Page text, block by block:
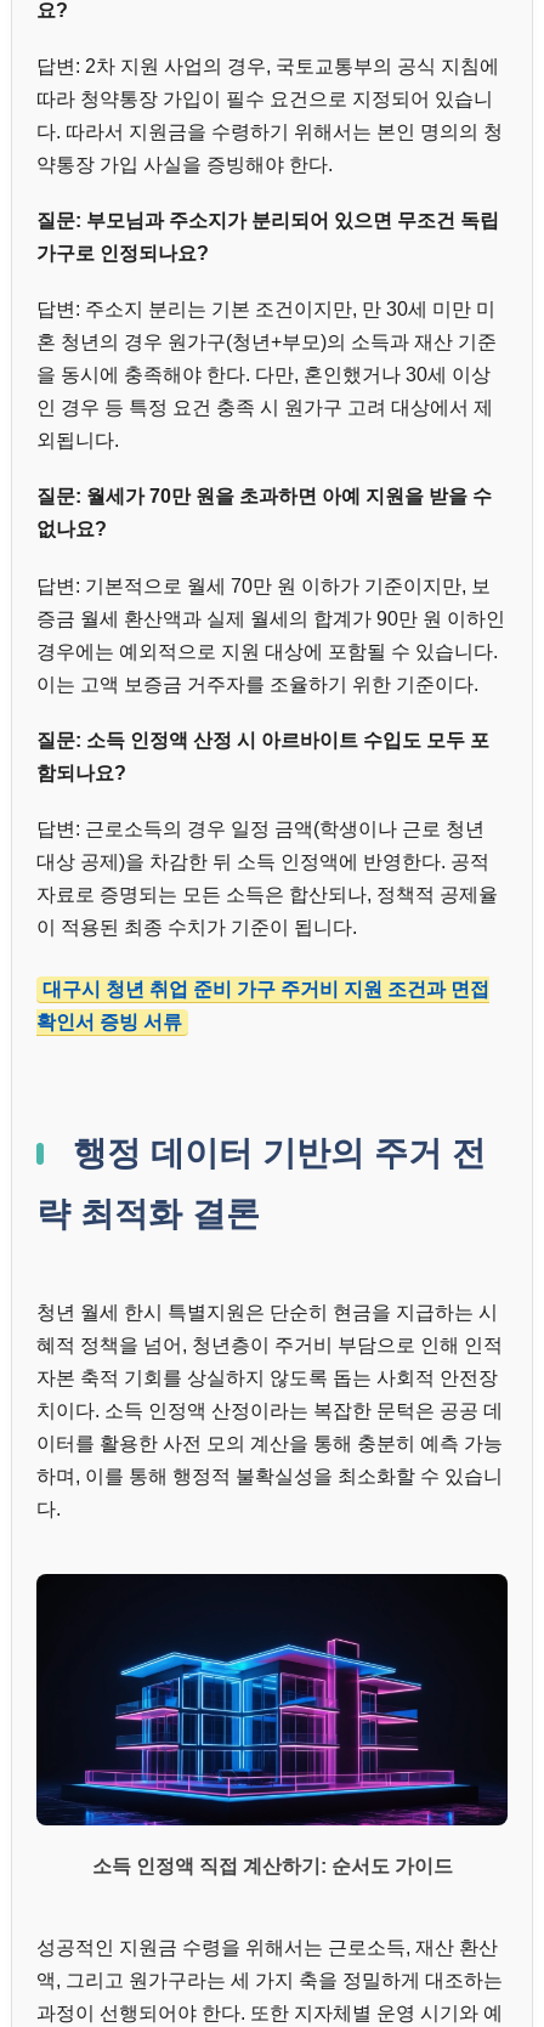
요?
답변: 2차 지원 사업의 경우, 국토교통부의 공식 지침에
따라 청약통장 가입이 필수 요건으로 지정되어 있습니
다. 따라서 지원금을 수령하기 위해서는 본인 명의의 청
약통장 가입 사실을 증빙해야 한다.
질문: 부모님과 주소지가 분리되어 있으면 무조건 독립
가구로 인정되나요?
답변: 주소지 분리는 기본 조건이지만, 만 30세 미만 미
혼 청년의 경우 원가구(청년+부모)의 소득과 재산 기준
을 동시에 충족해야 한다. 다만, 혼인했거나 30세 이상
인 경우 등 특정 요건 충족 시 원가구 고려 대상에서 제
외됩니다.
질문: 월세가 70만 원을 초과하면 아예 지원을 받을 수
없나요?
답변: 기본적으로 월세 70만 원 이하가 기준이지만, 보
증금 월세 환산액과 실제 월세의 합계가 90만 원 이하인
경우에는 예외적으로 지원 대상에 포함될 수 있습니다.
이는 고액 보증금 거주자를 조율하기 위한 기준이다.
질문: 소득 인정액 산정 시 아르바이트 수입도 모두 포
함되나요?
답변: 근로소득의 경우 일정 금액(학생이나 근로 청년
대상 공제)을 차감한 뒤 소득 인정액에 반영한다. 공적
자료로 증명되는 모든 소득은 합산되나, 정책적 공제율
이 적용된 최종 수치가 기준이 됩니다.
대구시 청년 취업 준비 가구 주거비 지원 조건과 면접
확인서 증빙 서류
행정 데이터 기반의 주거 전
략 최적화 결론
청년 월세 한시 특별지원은 단순히 현금을 지급하는 시
혜적 정책을 넘어, 청년층이 주거비 부담으로 인해 인적
자본 축적 기회를 상실하지 않도록 돕는 사회적 안전장
치이다. 소득 인정액 산정이라는 복잡한 문턱은 공공 데
이터를 활용한 사전 모의 계산을 통해 충분히 예측 가능
하며, 이를 통해 행정적 불확실성을 최소화할 수 있습니
다.
소득 인정액 직접 계산하기: 순서도 가이드
성공적인 지원금 수령을 위해서는 근로소득, 재산 환산
액, 그리고 원가구라는 세 가지 축을 정밀하게 대조하는
과정이 선행되어야 한다. 또한 지자체별 운영 시기와 예